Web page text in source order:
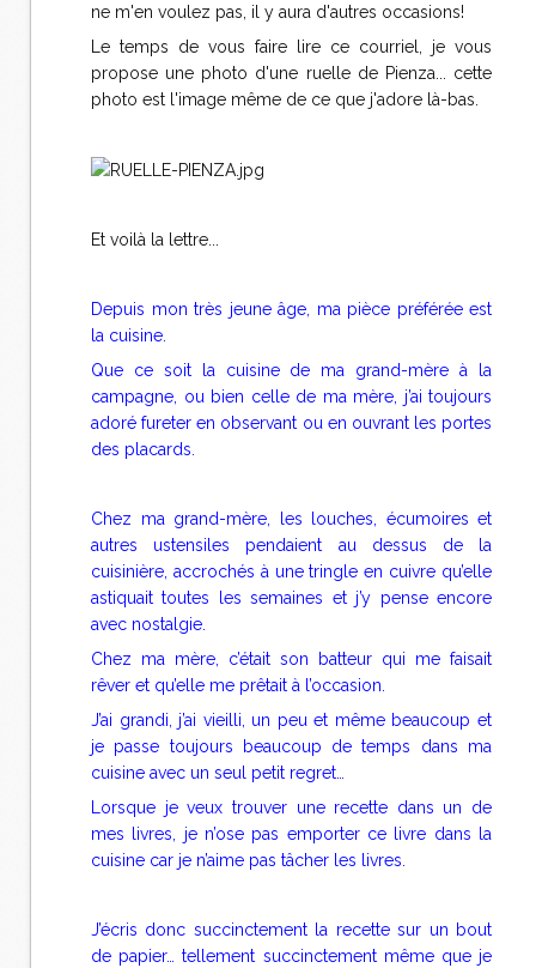
ne m'en voulez pas, il y aura d'autres occasions!
Le temps de vous faire lire ce courriel, je vous
propose une photo d'une ruelle de Pienza... cette
photo est l'image même de ce que j'adore là-bas.
Et voilà la lettre...
Depuis mon très jeune âge, ma pièce préférée est
la cuisine.
Que ce soit la cuisine de ma grand-mère à la
campagne, ou bien celle de ma mère, j’ai toujours
adoré fureter en observant ou en ouvrant les portes
des placards.
Chez ma grand-mère, les louches, écumoires et
autres ustensiles pendaient au dessus de la
cuisinière, accrochés à une tringle en cuivre qu’elle
astiquait toutes les semaines et j’y pense encore
avec nostalgie.
Chez ma mère, c’était son batteur qui me faisait
rêver et qu’elle me prêtait à l’occasion.
J’ai grandi, j’ai vieilli, un peu et même beaucoup et
je passe toujours beaucoup de temps dans ma
cuisine avec un seul petit regret…
Lorsque je veux trouver une recette dans un de
mes livres, je n’ose pas emporter ce livre dans la
cuisine car je n’aime pas tâcher les livres.
J’écris donc succinctement la recette sur un bout
de papier… tellement succinctement même que je